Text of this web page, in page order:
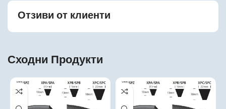
Отзиви от клиенти
Сходни Продукти